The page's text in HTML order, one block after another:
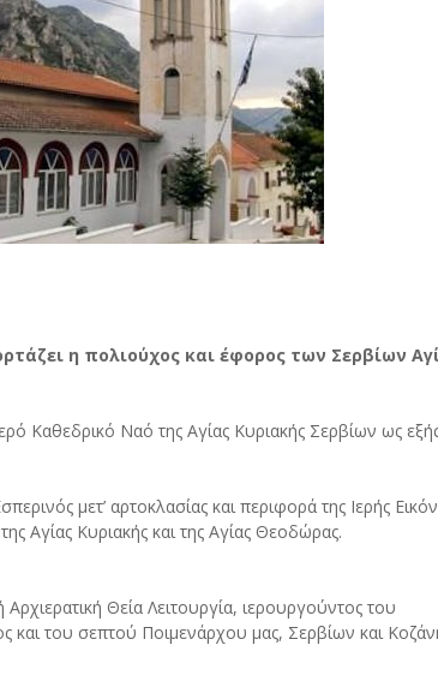
η πολιούχος και έφορος των Σερβίων
Καθεδρικό Ναό της Αγίας Κυριακής Σερβίων ως
μετ’ αρτοκλασίας και περιφορά της Ιερής
Αγίας Κυριακής και της Αγίας Θεοδώρας.
Θεία Λειτουργία, ιερουργούντος του
του σεπτού Ποιμενάρχου μας, Σερβίων και